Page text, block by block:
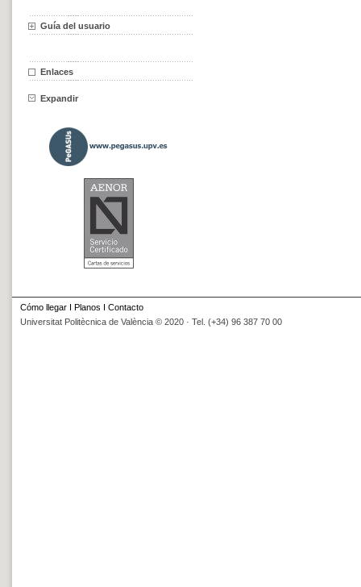
Guía del usuario
Enlaces
Expandir
Cómo llegar I Planos I Contacto
Universitat Politècnica de València © 2020 · Tel. (+34) 96 387 70 00